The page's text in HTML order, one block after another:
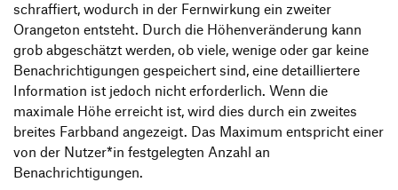
schraffiert, wodurch in der Fernwirkung ein zweiter
Orangeton entsteht. Durch die Höhenveränderung kann
grob abgeschätzt werden, ob viele, wenige oder gar keine
Benachrichtigungen gespeichert sind, eine detailliertere
Information ist jedoch nicht erforderlich. Wenn die
maximale Höhe erreicht ist, wird dies durch ein zweites
breites Farbband angezeigt. Das Maximum entspricht einer
von der Nutzer*in festgelegten Anzahl an
Benachrichtigungen.